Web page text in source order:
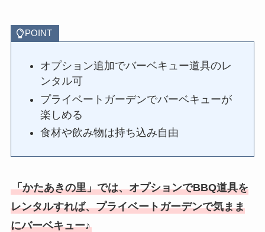
POINT
オプション追加でバーベキュー道具のレ
ンタル可
プライベートガーデンでバーベキューが
楽しめる
食材や飲み物は持ち込み自由
「かたあきの里」では、オプションでBBQ道具を
レンタルすれば、プライベートガーデンで気まま
にバーベキュー♪